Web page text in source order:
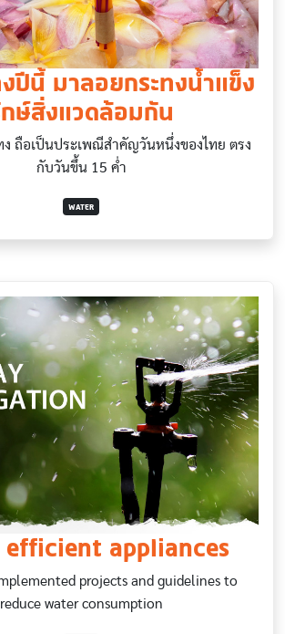
ปีนี้ มาลอยกระทงน้ำแข็ง
ษ์สิ่งแวดล้อมกัน
เป็นประเพณีสำคัญวันหนึ่งของไทย ตรง
กับวันขึ้น 15 ค่ำ
WATER
efficient appliances
projects and guidelines to
reduce water consumption